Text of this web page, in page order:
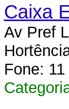
Caixa
Av Pref
Fone: